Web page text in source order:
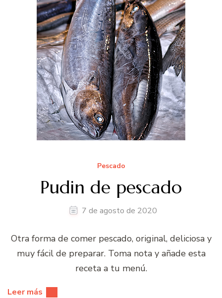
Pescado
Pudin de pescado
7 de agosto de 2020
Otra forma de comer pescado, original, deliciosa y
muy fácil de preparar. Toma nota y añade esta
receta a tu menú.
Leer más